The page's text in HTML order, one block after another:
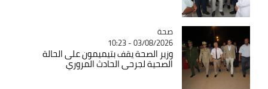
Catégorie
صحة
03/08/2026 - 10:23
وزير الصحة يقف بتيميمون على الحالة
الصحية لجرحى الحادث المروري